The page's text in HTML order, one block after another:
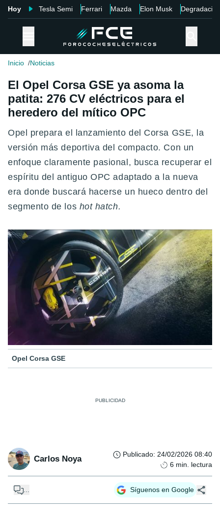
Hoy Tesla Semi Ferrari Mazda Elon Musk Degradación
Inicio Noticias
El Opel Corsa GSE ya asoma la
patita: 276 CV eléctricos para el
heredero del mítico OPC
Opel prepara el lanzamiento del Corsa GSE, la
versión más deportiva del compacto. Con un
enfoque claramente pasional, busca recuperar el
espíritu del antiguo OPC adaptado a la nueva
era donde buscará hacerse un hueco dentro del
segmento de los hot hatch.
Opel Corsa GSE
Carlos Noya Publicado: 24/02/2026 08:40
6 min. lectura
Síguenos en Google